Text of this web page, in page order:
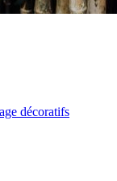
décoratifs